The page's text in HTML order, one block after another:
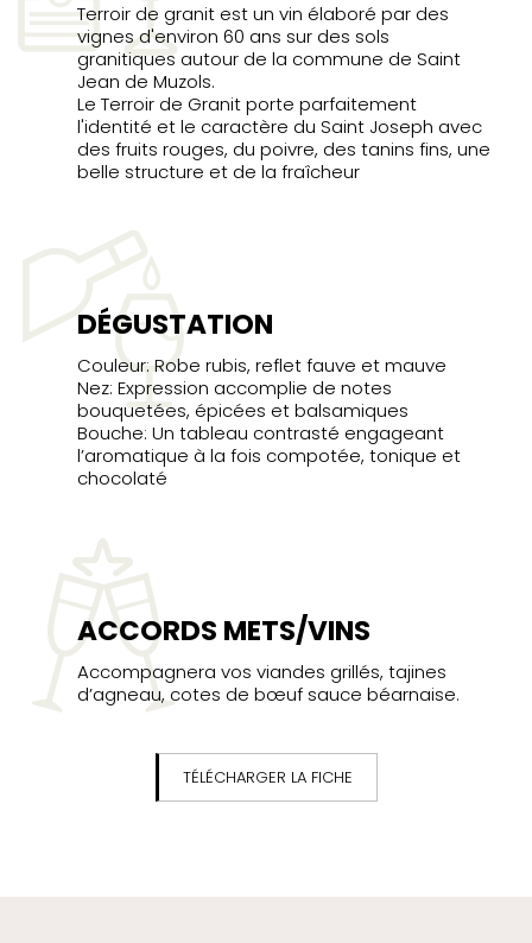
Terroir de granit est un vin élaboré par des
vignes d'environ 60 ans sur des sols
granitiques autour de la commune de Saint
Jean de Muzols.
Le Terroir de Granit porte parfaitement
l'identité et le caractère du Saint Joseph avec
des fruits rouges, du poivre, des tanins fins, une
belle structure et de la fraîcheur
DÉGUSTATION
Couleur: Robe rubis, reflet fauve et mauve
Nez: Expression accomplie de notes
bouquetées, épicées et balsamiques
Bouche: Un tableau contrasté engageant
l’aromatique à la fois compotée, tonique et
chocolaté
ACCORDS METS/VINS
Accompagnera vos viandes grillés, tajines
d’agneau, cotes de bœuf sauce béarnaise.
TÉLÉCHARGER LA FICHE